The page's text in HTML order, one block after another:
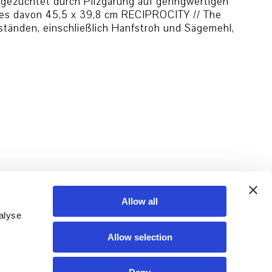
Allow all
Allow selection
davon 45,5 x 39,8 cm RECIPROCITY // The
einschließlich Hanfstroh und Sägemehl,